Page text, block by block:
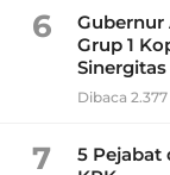
6
Gubernur
Grup 1
Sinergitas
Dibaca
7
5 Pejabat